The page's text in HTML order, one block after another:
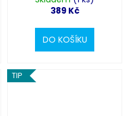
389 Kč
DO KOŠÍKU
TIP